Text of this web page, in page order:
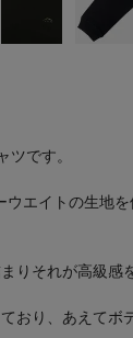
ツです。
エイトの生地
りそれが高級感
おり、あえて